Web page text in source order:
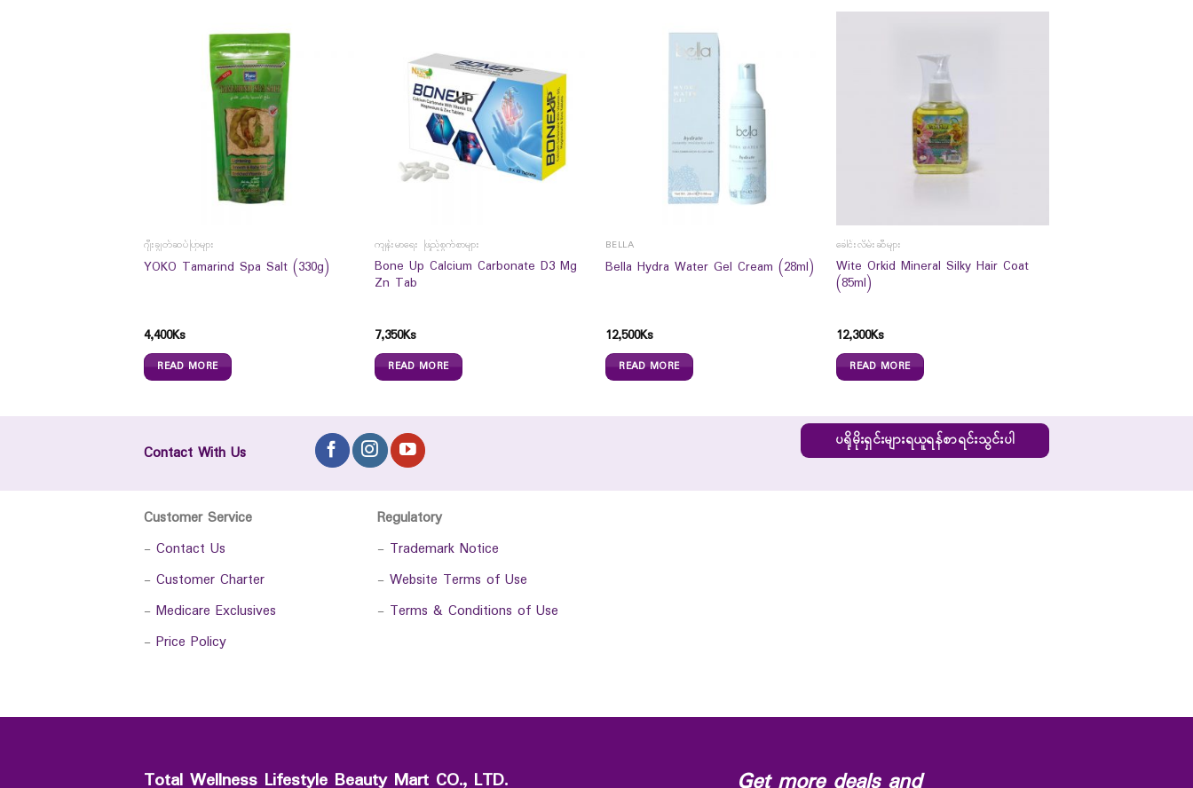
ဂျီးချွတ်ဆပ်ပြာများ
YOKO Tamarind Spa Salt (330g)
4,400Ks
READ MORE
ကျန်းမာရေး ဖြည့်စွက်စာများ
Bone Up Calcium Carbonate D3 Mg
Zn Tab
7,350Ks
READ MORE
BELLA
Bella Hydra Water Gel Cream (28ml)
12,500Ks
READ MORE
ခေါင်းလိမ်းဆီများ
Wite Orkid Mineral Silky Hair Coat
(85ml)
12,300Ks
READ MORE
Contact With Us
ပရိုမိုးရှင်းများရယူရန်စာရင်းသွင်းပါ
Customer Service
- Contact Us
- Customer Charter
- Medicare Exclusives
- Price Policy
Regulatory
- Trademark Notice
- Website Terms of Use
- Terms & Conditions of Use
Total Wellness Lifestyle Beauty Mart CO., LTD.